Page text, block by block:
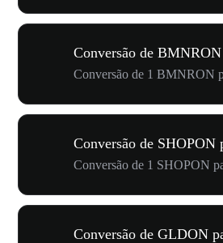
Conversão de
Conversão de 1 BMNRON
Conversão de SHOPON
Conversão de 1 SHOPON
Conversão de GLDON